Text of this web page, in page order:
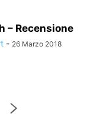
– Recensione
- 26 Marzo 2018